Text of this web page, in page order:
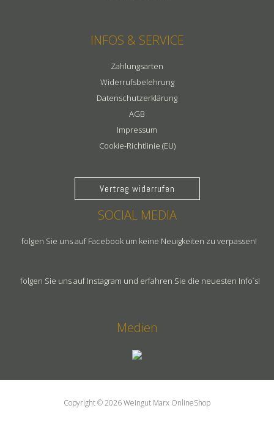
INFOS & SERVICE
Zahlungsarten
Widerrufsbelehrung
Datenschutzerklärung
AGB
Impressum
Cookie-Richtlinie (EU)
Vertrag widerrufen
SOCIAL MEDIA
folgen Sie uns auf Facebook um keine Neuigkeiten zu verpassen!
folgen Sie uns auf Instagram und erfahren Sie die neuesten Info´s!
Medien
Copyright © 2026 Weingut Marx OnlineShop